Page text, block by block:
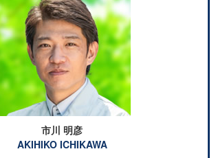
市川 明彦
AKIHIKO ICHIKAWA